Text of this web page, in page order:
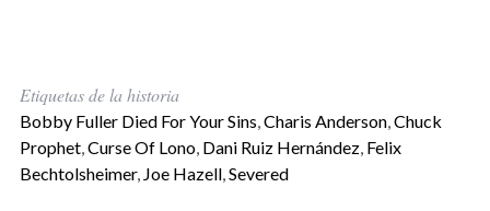
Etiquetas de la historia
Bobby Fuller Died For Your Sins,Charis Anderson,Chuck
Prophet,Curse Of Lono, Dani Ruiz Hernández, Felix
Bechtolsheimer, Joe Hazell,Severed